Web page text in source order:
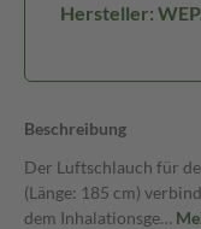
Hersteller:
Beschreibung
Der Luftschlauch für
(Länge: 185 cm)
dem Inhalationsge…